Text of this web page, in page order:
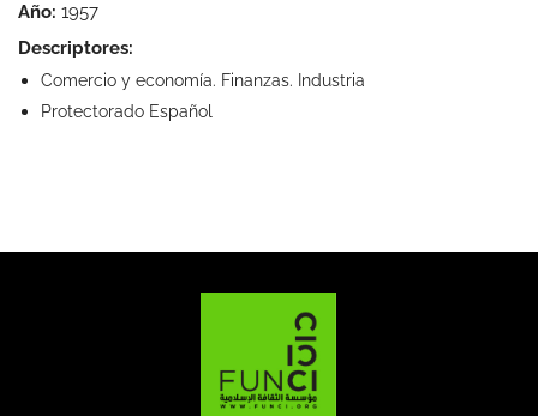
Año: 1957
Descriptores:
Comercio y economía. Finanzas. Industria
Protectorado Español